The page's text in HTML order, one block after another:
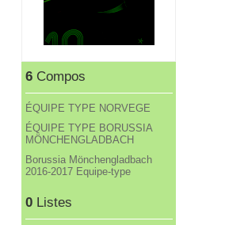
6Compos
ÉQUIPE TYPE NORVEGE
ÉQUIPE TYPE BORUSSIA
MÖNCHENGLADBACH
Borussia Mönchengladbach
2016-2017 Equipe-type
0Listes